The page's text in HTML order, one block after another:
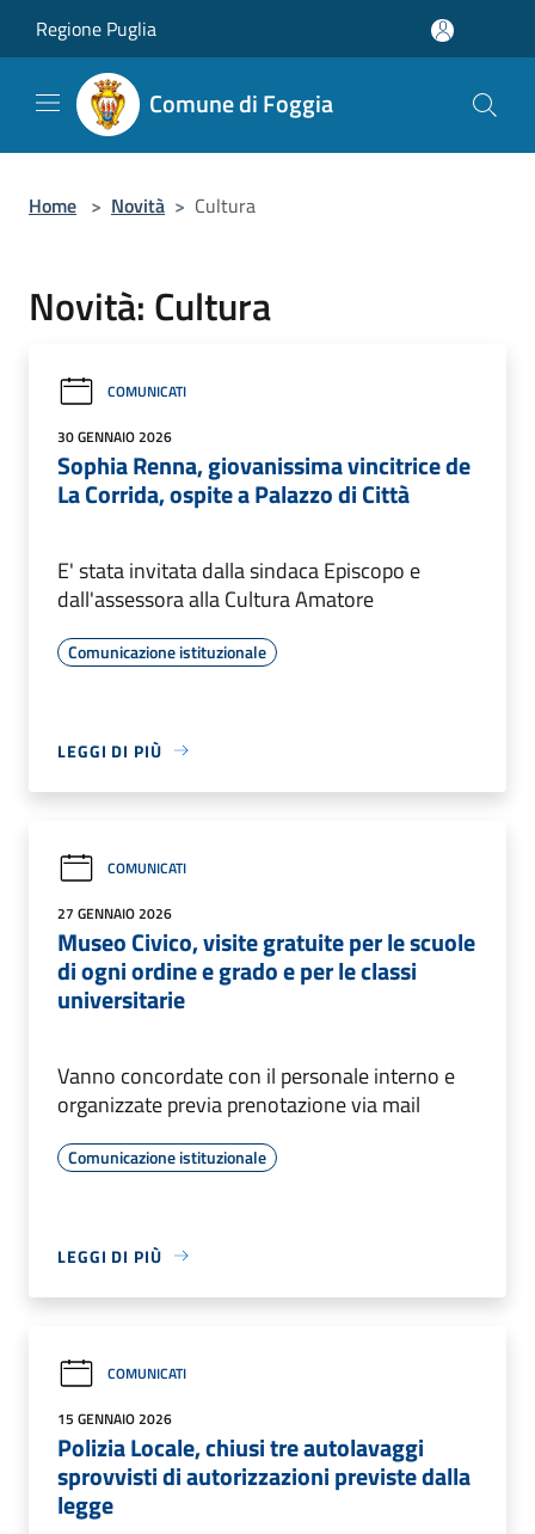
Regione Puglia
Comune di Foggia
Home > Novità > Cultura
Novità: Cultura
COMUNICATI
30 GENNAIO 2026
Sophia Renna, giovanissima vincitrice de
La Corrida, ospite a Palazzo di Città
E' stata invitata dalla sindaca Episcopo e
dall'assessora alla Cultura Amatore
Comunicazione istituzionale
LEGGI DI PIÙ
COMUNICATI
27 GENNAIO 2026
Museo Civico, visite gratuite per le scuole
di ogni ordine e grado e per le classi
universitarie
Vanno concordate con il personale interno e
organizzate previa prenotazione via mail
Comunicazione istituzionale
LEGGI DI PIÙ
COMUNICATI
15 GENNAIO 2026
Polizia Locale, chiusi tre autolavaggi
sprovvisti di autorizzazioni previste dalla
legge